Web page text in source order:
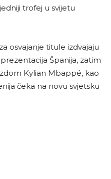
trofej u svijetu
osvajanje titule izdvajaju
Španija, zatim
Kylian Mbappé, kao
čeka na novu svjetsku